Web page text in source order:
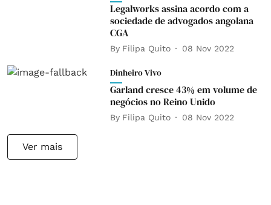
Legalworks assina acordo com a
sociedade de advogados angolana
CGA
By Filipa Quito 08 Nov 2022
Dinheiro Vivo
Garland cresce 43% em volume de
negócios no Reino Unido
By Filipa Quito 08 Nov 2022
Ver mais